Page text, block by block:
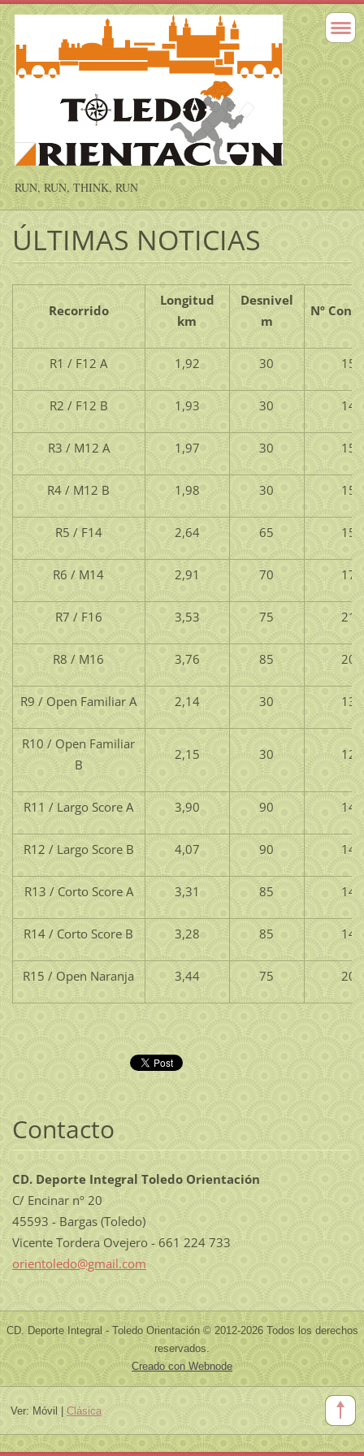
RUN, RUN, THINK, RUN
ÚLTIMAS NOTICIAS
Recorrido
Longitud
km
Desnivel
m
Nº
R1 / F12 A 1,92 30 15
R2 / F12 B 1,93 30 14
R3 / M12 A 1,97 30 15
R4 / M12 B 1,98 30 15
R5 / F14 2,64 65 15
R6 / M14 2,91 70 17
R7 / F16 3,53 75 21
R8 / M16 3,76 85 20
R9 / Open Familiar A 2,14 30 13
R10 / Open Familiar
B
2,15 30 12
R11 / Largo Score A 3,90 90 14
R12 / Largo Score B 4,07 90 14
R13 / Corto Score A 3,31 85 14
R14 / Corto Score B 3,28 85 14
R15 / Open Naranja 3,44 75 20
Contacto
CD. Deporte Integral Toledo Orientación
C/ Encinar nº 20
45593 - Bargas (Toledo)
Vicente Tordera Ovejero - 661 224 733
orientoledo@gmail.com
CD. Deporte Integral - Toledo Orientación © 2012-2026 Todos los derechos
reservados.
Creado con Webnode
Ver: Móvil Clásica